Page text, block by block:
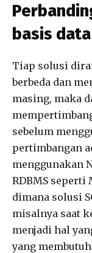
basis
Tiap solusi
berbeda dan
masing, maka
sebelum
pertimbangan
menggunakan
RDBMS seperti
dimana solusi
misalnya saat
menjadi hal
yang